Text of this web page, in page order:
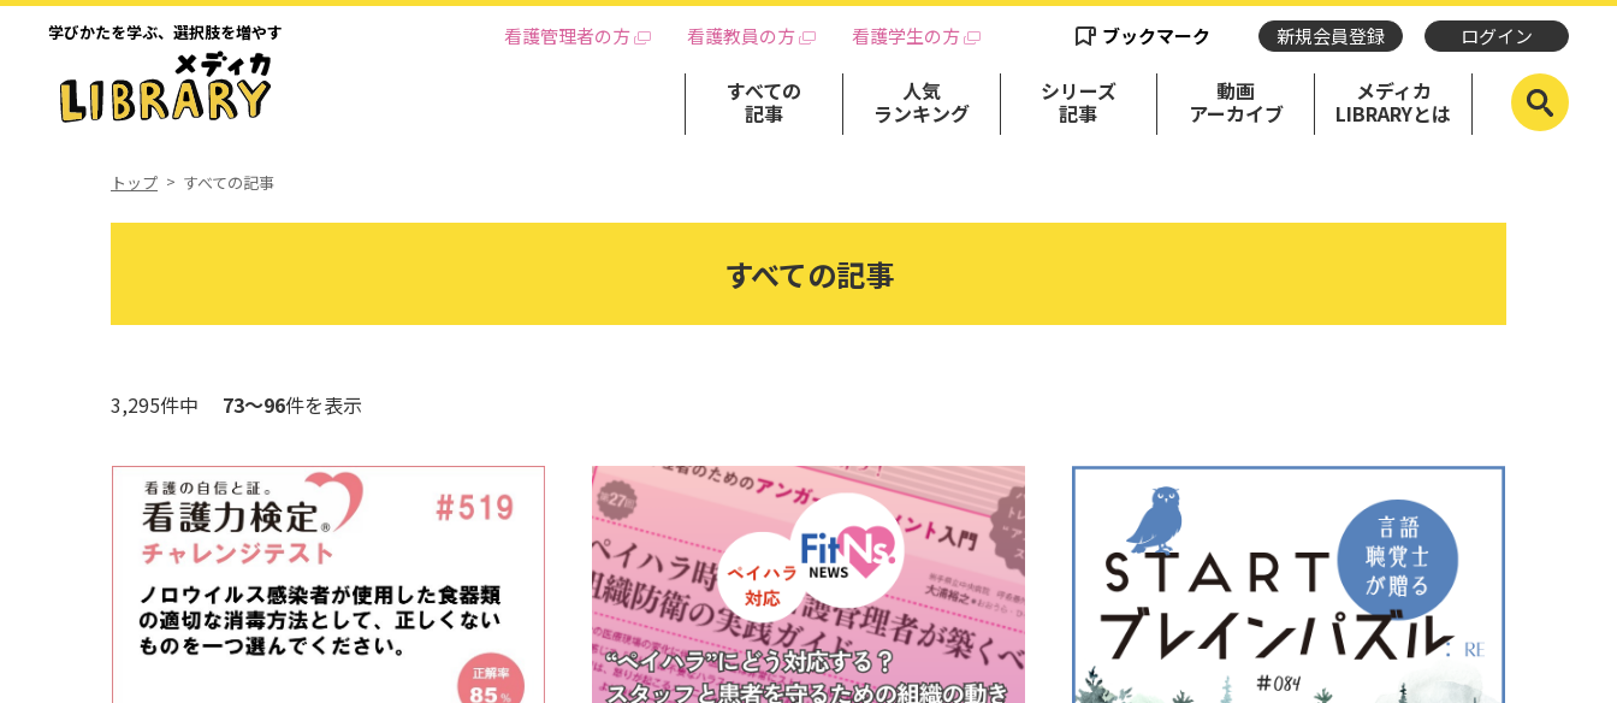
学びかたを学ぶ、 選択肢を増やす 看護管理者の方 看護教員の方 看護学生の方 ブックマーク 新規会員登録 ログイン
すべての
記事
人気
ランキング
シリーズ
記事
動画
アーカイブ
メディカ
LIBRARYとは
トップ すべての記事
すべての記事
3,295件中 73～96件を表示